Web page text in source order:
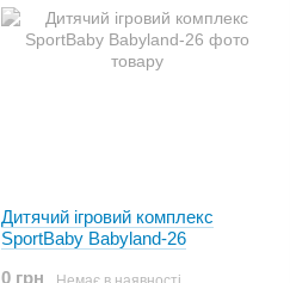
Дитячий ігровий комплекс
SportBaby Babyland-26
0 грн